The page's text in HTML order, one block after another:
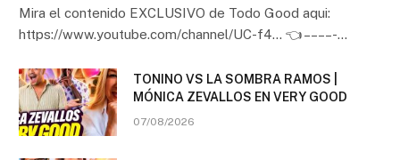
Mira el contenido EXCLUSIVO de Todo Good aqui:
https://www.youtube.com/channel/UC-f4… 👈 – – – – -…
TONINO VS LA SOMBRA RAMOS |
MÓNICA ZEVALLOS EN VERY GOOD
07/08/2026